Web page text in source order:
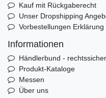
Kauf mit Rückgaberecht
Unser Dropshipping
Vorbestellungen Erklärung
Informationen
Händlerbund -
Produkt-Kataloge
Messen
Über uns